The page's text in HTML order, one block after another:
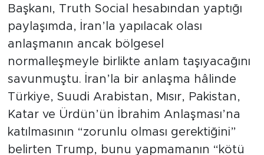
Başkanı, Truth Social hesabından yaptığı
paylaşımda, İran’la yapılacak olası
anlaşmanın ancak bölgesel
normalleşmeyle birlikte anlam taşıyacağını
savunmuştu. İran’la bir anlaşma hâlinde
Türkiye, Suudi Arabistan, Mısır, Pakistan,
Katar ve Ürdün’ün İbrahim Anlaşması’na
katılmasının “zorunlu olması gerektiğini”
belirten Trump, bunu yapmamanın “kötü